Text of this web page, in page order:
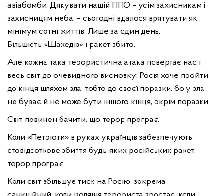
авіабомби. Дякувати нашій ППО – усім захисникам і
захисницям неба, – сьогодні вдалося врятувати як
мінімум сотні життів. Лише за один день.
Більшість «Шахедів» і ракет збито.
Але кожна така терористична атака повертає нас і
весь світ до очевидного висновку: Росія хоче пройти
до кінця шляхом зла, тобто до своєї поразки, бо у зла
не буває й не може бути іншого кінця, окрім поразки.
Світ повинен бачити, що терор програє.
Коли «Петріоти» в руках українців забезпечують
стовідсоткове збиття будь-яких російських ракет,
терор програє.
Коли світ збільшує тиск на Росію, зокрема